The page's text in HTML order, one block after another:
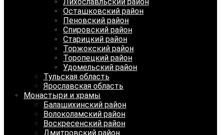
Осташковский район
Пеновский район
Спировский район
Старицкий район
Торжокский район
Торопецкий район
Удомельский район
Тульская область
Ярославская область
Монастыри и храмы
Балашихинский район
Волоколамский район
Воскресенский район
Дмитровский район